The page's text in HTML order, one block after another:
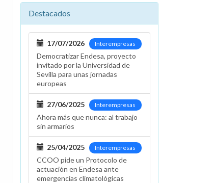
Destacados
Interempresas
17/07/2026
Democratizar Endesa, proyecto
invitado por la Universidad de
Sevilla para unas jornadas
europeas
Interempresas
27/06/2025
Ahora más que nunca: al trabajo
sin armarios
Interempresas
25/04/2025
CCOO pide un Protocolo de
actuación en Endesa ante
emergencias climatológicas